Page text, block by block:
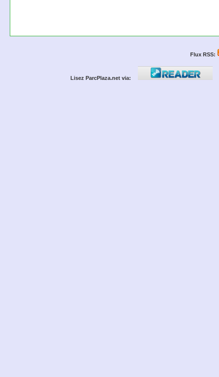
Flux RSS:
Lisez ParcPlaza.net via: